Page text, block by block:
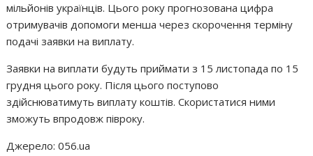
мільйонів українців. Цього року прогнозована цифра
отримувачів допомоги менша через скорочення терміну
подачі заявки на виплату.
Заявки на виплати будуть приймати з 15 листопада по 15
грудня цього року. Після цього поступово
здійснюватимуть виплату коштів. Скористатися ними
зможуть впродовж півроку.
Джерело: 056.ua